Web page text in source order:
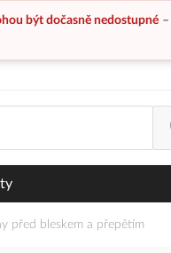
být dočasně nedostupné–
před bleskem a přepětím